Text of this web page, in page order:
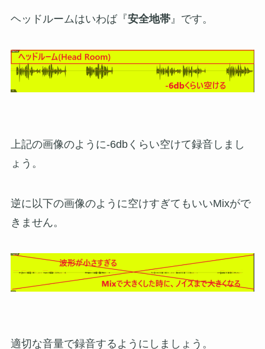
ヘッドルームはいわば『安全地帯』です。
上記の画像のように-6dbくらい空けて録音しまし
ょう。
逆に以下の画像のように空けすぎてもいいMixがで
きません。
適切な音量で録音するようにしましょう。